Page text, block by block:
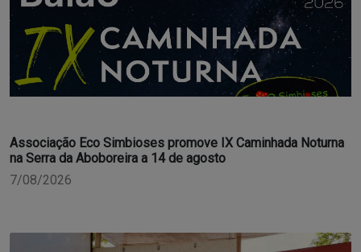
Associação Eco Simbioses promove IX Caminhada Noturna
na Serra da Aboboreira a 14 de agosto
7/08/2026